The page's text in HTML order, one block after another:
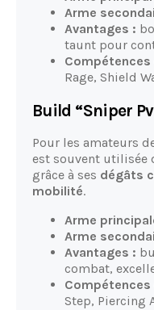
Arme
Avantages :
taunt pour
Compétences
Rage, Shield
Build “Sniper
Pour les amateurs
est souvent utilisée
grâce à ses dégâts
mobilité.
Arme
Arme
Avantages :
combat,
Compétences
Step, Piercing